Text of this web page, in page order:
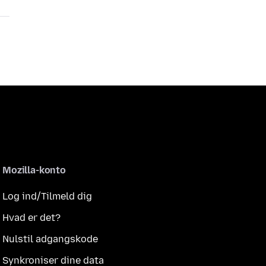
Mozilla-konto
Log ind/Tilmeld dig
Hvad er det?
Nulstil adgangskode
Synkroniser dine data